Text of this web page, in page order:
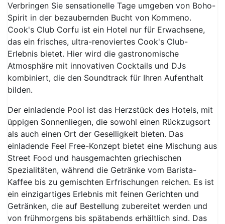
Verbringen Sie sensationelle Tage umgeben von Boho-
Spirit in der bezaubernden Bucht von Kommeno.
Cook's Club Corfu ist ein Hotel nur für Erwachsene,
das ein frisches, ultra-renoviertes Cook's Club-
Erlebnis bietet. Hier wird die gastronomische
Atmosphäre mit innovativen Cocktails und DJs
kombiniert, die den Soundtrack für Ihren Aufenthalt
bilden.
Der einladende Pool ist das Herzstück des Hotels, mit
üppigen Sonnenliegen, die sowohl einen Rückzugsort
als auch einen Ort der Geselligkeit bieten. Das
einladende Feel Free-Konzept bietet eine Mischung aus
Street Food und hausgemachten griechischen
Spezialitäten, während die Getränke vom Barista-
Kaffee bis zu gemischten Erfrischungen reichen. Es ist
ein einzigartiges Erlebnis mit feinen Gerichten und
Getränken, die auf Bestellung zubereitet werden und
von frühmorgens bis spätabends erhältlich sind. Das